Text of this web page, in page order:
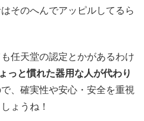
そのへんでアッピルしてるら
任天堂の認定とかがあるわけ
っと慣れた器用な人が代わり
、確実性や安心・安全を重視
ょうね！